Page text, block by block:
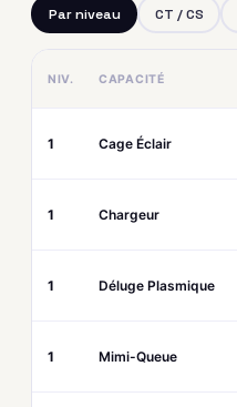
Par niveau CT / CS
NIV. CAPACITÉ
1 Cage Éclair
1 Chargeur
1 Déluge Plasmique
1 Mimi-Queue